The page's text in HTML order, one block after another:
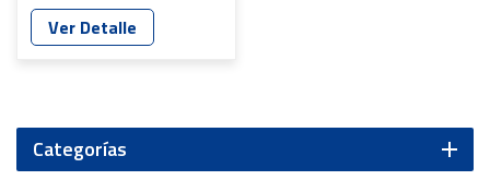
de aleación de aluminio de
3 MP y 12 G YT-4862
Ver Detalle
Categorías